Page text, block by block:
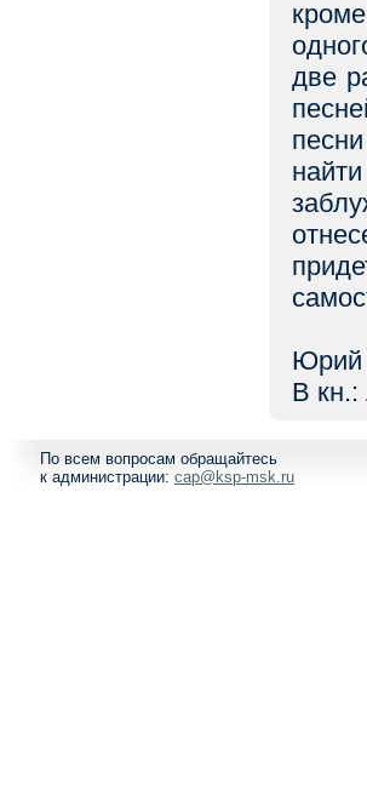
две
Юрий
В кн.:
По всем вопросам обращайтесь
к администрации: cap@ksp-msk.ru